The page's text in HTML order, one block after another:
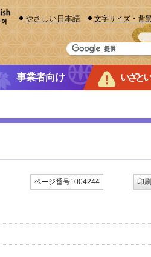
やさしい日本語 文字サイズ・背
事業者向け いざと
ページ番号1004244 印刷